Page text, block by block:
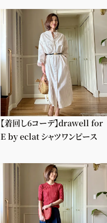
【着回し6コーデ】drawell for
E by eclat シャツワンピース